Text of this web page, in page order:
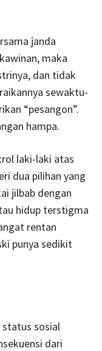
janda
maka
dan tidak
sewaktu-
“pesangon”.
hampa.
laki-laki atas
dua pilihan yang
jilbab dengan
hidup terstigma
rentan
punya sedikit
sosial
dari